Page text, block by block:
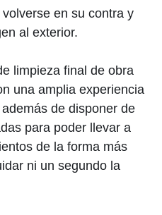
en su contra y
al exterior.
limpieza final de obra
una amplia experiencia
de disponer de
para poder llevar a
de la forma más
ni un segundo la